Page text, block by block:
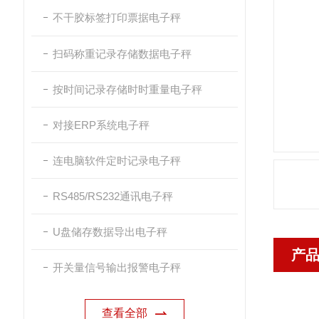
不干胶标签打印票据电子秤
扫码称重记录存储数据电子秤
按时间记录存储时时重量电子秤
对接ERP系统电子秤
连电脑软件定时记录电子秤
RS485/RS232通讯电子秤
U盘储存数据导出电子秤
开关量信号输出报警电子秤
查看全部
产